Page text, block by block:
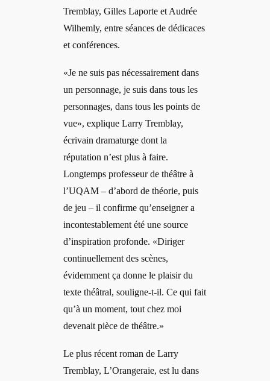
Tremblay, Gilles Laporte et Audrée
Wilhemly, entre séances de dédicaces
et conférences.
«Je ne suis pas nécessairement dans
un personnage, je suis dans tous les
personnages, dans tous les points de
vue», explique Larry Tremblay,
écrivain dramaturge dont la
réputation n’est plus à faire.
Longtemps professeur de théâtre à
l’UQAM – d’abord de théorie, puis
de jeu – il confirme qu’enseigner a
incontestablement été une source
d’inspiration profonde. «Diriger
continuellement des scènes,
évidemment ça donne le plaisir du
texte théâtral, souligne-t-il. Ce qui fait
qu’à un moment, tout chez moi
devenait pièce de théâtre.»
Le plus récent roman de Larry
Tremblay, L’Orangeraie, est lu dans